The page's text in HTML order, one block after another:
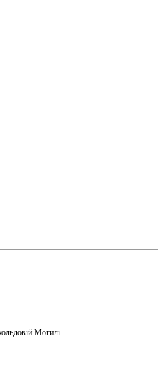
Могилі